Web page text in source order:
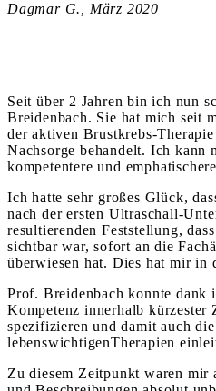
Dagmar G., März 2020
Seit über 2 Jahren bin ich nun
Breidenbach. Sie hat mich seit
der aktiven Brustkrebs-
Nachsorge behandelt. Ich kann
kompetentere und
Ich hatte sehr großes Glück,
nach der ersten Ultraschall-
resultierenden Feststellung,
sichtbar war, sofort an die
überwiesen hat. Dies hat mir in
Prof. Breidenbach konnte dank
Kompetenz innerhalb kürzester
spezifizieren und damit auch die
lebenswichtigenTherapien
Zu diesem Zeitpunkt waren mir